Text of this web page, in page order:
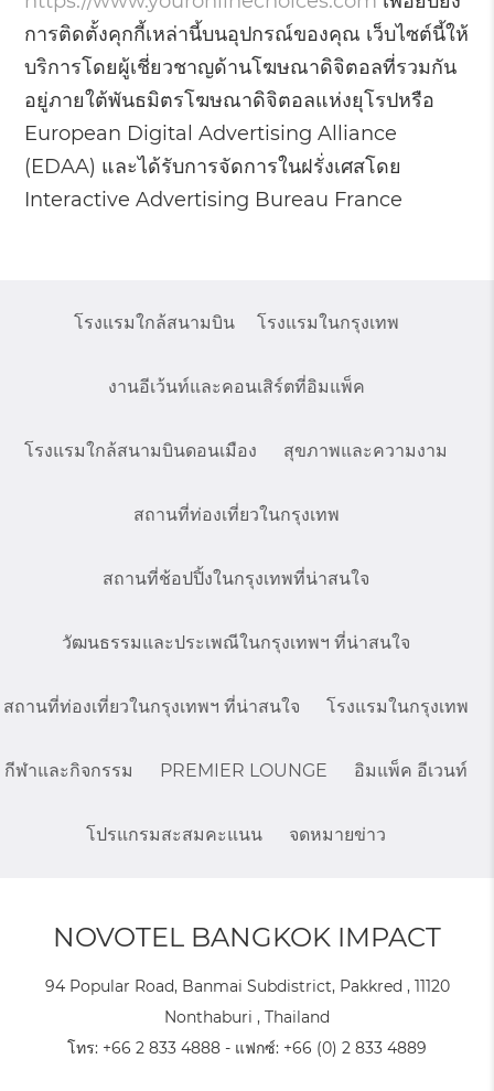
การติดตั้งคุกกี้เหล่านี้บนอุปกรณ์ของคุณ เว็บไซต์นี้ให้
บริการโดยผู้เชี่ยวชาญด้านโฆษณาดิจิตอลที่รวมกัน
อยู่ภายใต้พันธมิตรโฆษณาดิจิตอลแห่งยุโรปหรือ
European Digital Advertising Alliance
(EDAA) และได้รับการจัดการในฝรั่งเศสโดย
Interactive Advertising Bureau France
โรงแรมใกล้สนามบิน โรงแรมในกรุงเทพ
งานอีเว้นท์และคอนเสิร์ตที่อิมแพ็ค
โรงแรมใกล้สนามบินดอนเมือง สุขภาพและความงาม
สถานที่ท่องเที่ยวในกรุงเทพ
สถานที่ช้อปปิ้งในกรุงเทพที่น่าสนใจ
วัฒนธรรมและประเพณีในกรุงเทพฯ ที่น่าสนใจ
สถานที่ท่องเที่ยวในกรุงเทพฯ ที่น่าสนใจ โรงแรมในกรุงเทพ
กีฬาและกิจกรรม PREMIER LOUNGE อิมแพ็ค อีเวนท์
โปรแกรมสะสมคะแนน จดหมายข่าว
NOVOTEL BANGKOK IMPACT
94 Popular Road, Banmai Subdistrict, Pakkred , 11120
Nonthaburi , Thailand
โทร: +66 2 833 4888 - แฟกซ์: +66 (0) 2 833 4889